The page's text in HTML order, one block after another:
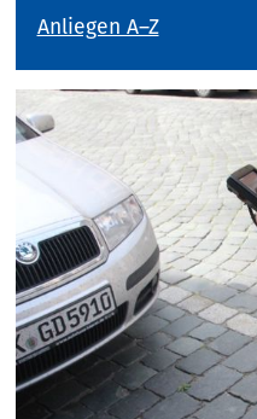
Anliegen A–Z